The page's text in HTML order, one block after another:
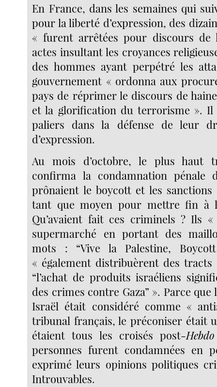
En France, dans les semaines qui
pour la liberté d’expression, des
« furent arrêtées pour discours de
actes insultant les croyances
des hommes ayant perpétré les
gouvernement « ordonna aux
pays de réprimer le discours de
et la glorification du terrorisme ». Il
paliers dans la défense de leur
d’expression.
Au mois d’octobre, le plus haut
confirma la condamnation pénale
prônaient le boycott et les
tant que moyen pour mettre fin à
Qu’avaient fait ces criminels ? Ils
supermarché en portant des
mots : “Vive la Palestine,
« également distribuèrent des
“l’achat de produits israéliens
des crimes contre Gaza” ». Parce
Israël était considéré comme «
tribunal français, le préconiser était
étaient tous les croisés post-Hebdo
personnes furent condamnées en
exprimé leurs opinions politiques
Introuvables.